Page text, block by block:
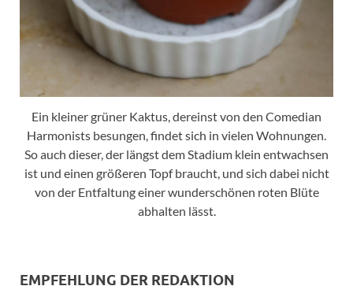
Ein kleiner grüner Kaktus, dereinst von den Comedian
Harmonists besungen, findet sich in vielen Wohnungen.
So auch dieser, der längst dem Stadium klein entwachsen
ist und einen größeren Topf braucht, und sich dabei nicht
von der Entfaltung einer wunderschönen roten Blüte
abhalten lässt.
EMPFEHLUNG DER REDAKTION